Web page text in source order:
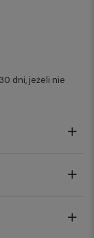
dni, jeżeli nie